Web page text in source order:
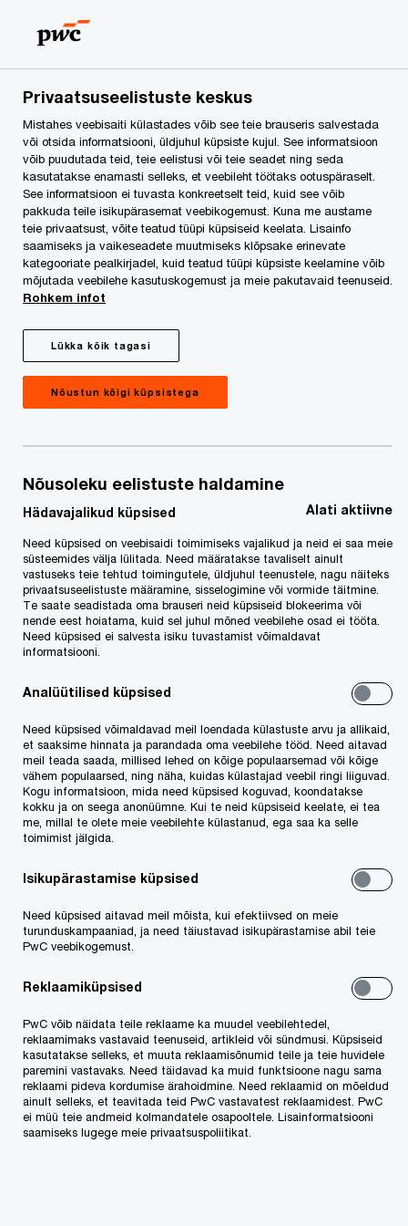
Noorte kaasatus
tööjõuturule on Eesti
kasutamata potentsiaal
Kristiina Veermäe, PwC audiitor
Avaldatud Äripäev Online's 18. aprillil 2016 ja Äripäevas 19. aprillil 2016
majanduse arengus noorte inimeste potentsiaali, avaldades tulemused n.n
Noore Töötaja Indeksina (Young Worker Index)
muuhulgas hinnata kasutamata potentsiaali pikemas perspektiivis ja selle
Statistiliselt tubli Eesti
Samal ajal kui Riigikontroll on oma ülevaates riigi vara kasutamisest ja
säilimisest 2014-2015 toonud murekohtadena Eesti riigi arengus välja
tööturu toimimise ning selle tootlikkuse, ja seda eriti rahvastiku kahanemise
tingimustes, näitab PwC uuring, et Eesti on maailma edukaimate riikide
võrdluses hinnataval 12. kohal, Soome ees ja USA järel. Edetabeli tipus on
Šveits, Saksamaa ja Austria.
Riigikontroll toob välja, et ehkki meie hariduskulud on ELi riikide keskmisest
suuremad, on meil puudus oskuslikest töötajatest. Ka PwC uuring näitab, et
aluseks hariduse (nt koolist väljalangemise osakaal noorte seas,
kooliskäijate osakaal vanusegrupis 15-19 jne). Seejuures on Eesti arengud
viimase 10 aasta jooksul pigem positiivsed ehkki kvalifitseeritud tööjõu
puudus on tõsine murekoht ning noorte vähenev kaasatus kahandab meie
innovatsiooni potentsiaali.
suurema energia ja arusaamise uutest trendidest. Selline dünaamiline
tööjõud on vajalik pidevalt muutuvas keskkonnas hakkama saamiseks.
vastastikku õppida. Pikemas perspektiivis aitab see saavutada tootlikkuse
kasvu.
Saamata jäänud tulu on täna 2,2% SKT-st
Võttes aluseks edukaimate riikide tulemused ning seni tehtu, leiab PwC, et
valitsused peaksid senisest enam pöörama tähelepanu ning arendama
õppimisest üleminekut töötamisele ja selle saavutamiseks peavad noored
omama vajalikke oskusi. Täiendavatest meetmetest on mainitud ka töövarju
ja õppepraktikate võimalusi ning riiklikke toetuseid täiendõppe osas.
Privaatsuseelistuste keskus
Mistahes veebisaiti külastades võib see teie brauseris salvestada
või otsida informatsiooni, üldjuhul küpsiste kujul. See informatsioon
võib puudutada teid, teie eelistusi või teie seadet ning seda
kasutatakse enamasti selleks, et veebileht töötaks ootuspäraselt.
See informatsioon ei tuvasta konkreetselt teid, kuid see võib
pakkuda teile isikupärasemat veebikogemust. Kuna me austame
teie privaatsust, võite teatud tüüpi küpsiseid keelata. Lisainfo
saamiseks ja vaikeseadete muutmiseks klõpsake erinevate
kategooriate pealkirjadel, kuid teatud tüüpi küpsiste keelamine võib
mõjutada veebilehe kasutuskogemust ja meie pakutavaid teenuseid.
Rohkem infot
Lükka kõik tagasi
Nõustun kõigi küpsistega
Nõusoleku eelistuste haldamine
Hädavajalikud küpsised Alati aktiivne
Need küpsised on veebisaidi toimimiseks vajalikud ja neid ei saa meie
süsteemides välja lülitada. Need määratakse tavaliselt ainult
vastuseks teie tehtud toimingutele, üldjuhul teenustele, nagu näiteks
privaatsuseelistuste määramine, sisselogimine või vormide täitmine.
Te saate seadistada oma brauseri neid küpsiseid blokeerima või
nende eest hoiatama, kuid sel juhul mõned veebilehe osad ei tööta.
Need küpsised ei salvesta isiku tuvastamist võimaldavat
informatsiooni.
Analüütilised küpsised
Need küpsised võimaldavad meil loendada külastuste arvu ja allikaid,
et saaksime hinnata ja parandada oma veebilehe tööd. Need aitavad
meil teada saada, millised lehed on kõige populaarsemad või kõige
vähem populaarsed, ning näha, kuidas külastajad veebil ringi liiguvad.
Kogu informatsioon, mida need küpsised koguvad, koondatakse
kokku ja on seega anonüümne. Kui te neid küpsiseid keelate, ei tea
me, millal te olete meie veebilehte külastanud, ega saa ka selle
toimimist jälgida.
Isikupärastamise küpsised
Need küpsised aitavad meil mõista, kui efektiivsed on meie
turunduskampaaniad, ja need täiustavad isikupärastamise abil teie
PwC veebikogemust.
Reklaamiküpsised
PwC võib näidata teile reklaame ka muudel veebilehtedel,
reklaamimaks vastavaid teenuseid, artikleid või sündmusi. Küpsiseid
kasutatakse selleks, et muuta reklaamisõnumid teile ja teie huvidele
paremini vastavaks. Need täidavad ka muid funktsioone nagu sama
reklaami pideva kordumise ärahoidmine. Need reklaamid on mõeldud
ainult selleks, et teavitada teid PwC vastavatest reklaamidest. PwC
ei müü teie andmeid kolmandatele osapooltele. Lisainformatsiooni
saamiseks lugege meie privaatsuspoliitikat.